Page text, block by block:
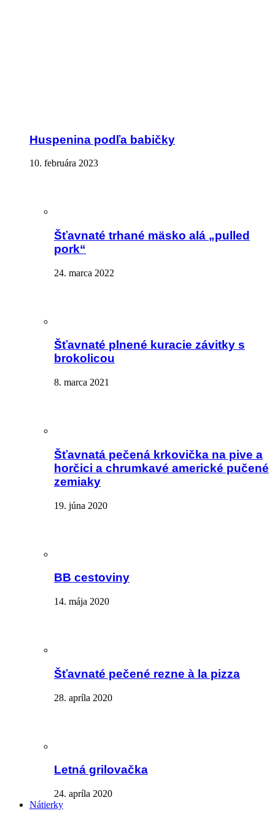
Huspenina podľa babičky
10. februára 2023
Šťavnaté trhané mäsko alá „pulled
pork“
24. marca 2022
Šťavnaté plnené kuracie závitky s
brokolicou
8. marca 2021
Šťavnatá pečená krkovička na pive a
horčici a chrumkavé americké pučené
zemiaky
19. júna 2020
BB cestoviny
14. mája 2020
Šťavnaté pečené rezne à la pizza
28. apríla 2020
Letná grilovačka
24. apríla 2020
Nátierky